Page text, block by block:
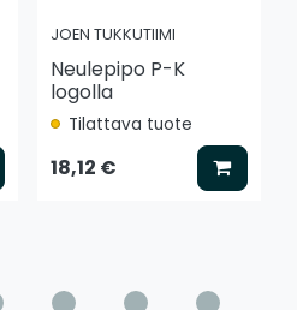
Valitse vaihtoehto
JOEN TUKKUTIIMI
Neulepipo P-K
logolla
Tilattava tuote
18,12 € Lisää